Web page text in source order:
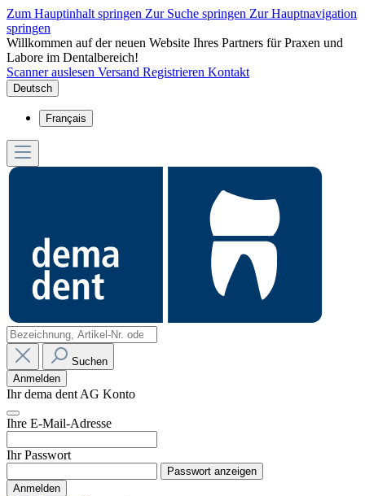
Zum Hauptinhalt springen Zur Suche springen Zur Hauptnavigation
springen
Willkommen auf der neuen Website Ihres Partners für Praxen und
Labore im Dentalbereich!
Scanner auslesen Versand Registrieren Kontakt
Deutsch
Français
Suchen
Anmelden
Ihr dema dent AG Konto
Ihre E-Mail-Adresse
Ihr Passwort
Passwort anzeigen
Anmelden